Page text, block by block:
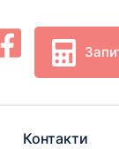
Контакти